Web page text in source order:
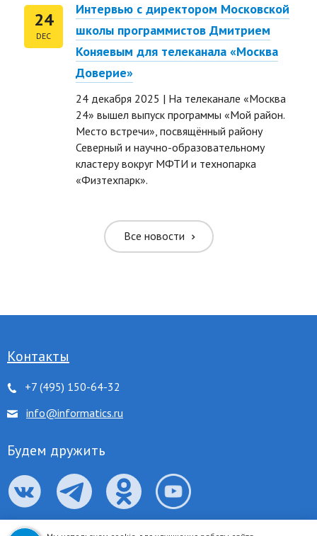
24
DEC
Интервью с директором Московской
школы программистов Дмитрием
Коняевым для телеканала «Москва
Доверие»
24 декабря 2025 | На телеканале «Москва
24» вышел выпуск программы «Мой район.
Место встречи», посвящённый району
Северный и научно-образовательному
кластеру вокруг МФТИ и технопарка
«Физтехпарк».
Все новости
Контакты
+7 (495) 150-64-32
info@informatics.ru
Будем дружить
размер текста
размер текста
цвета
ссылки
для чтения